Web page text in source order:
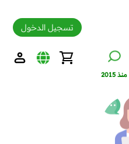
منذ 2015
تسجيل الدخول